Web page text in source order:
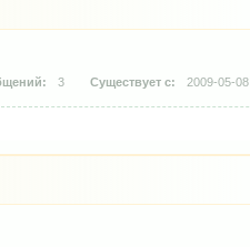
3 2009-05-08